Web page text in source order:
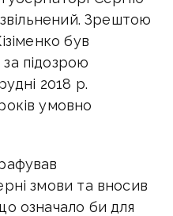
Зрештою
був
підозрою
2018 р.
умовно
змови та вносив
означало би для